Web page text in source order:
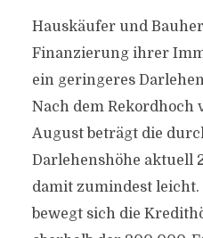
Hauskäufer und
Finanzierung ihrer
ein geringeres
Nach dem Rekordhoch
August beträgt die
Darlehenshöhe aktuell
damit zumindest leicht.
bewegt sich die